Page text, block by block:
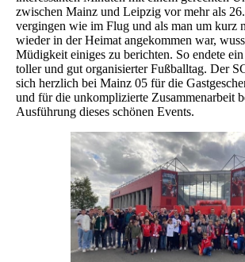
zwischen Mainz und Leipzig vor mehr als
vergingen wie im Flug und als man um kurz
wieder in der Heimat angekommen war,
Müdigkeit einiges zu berichten. So endete
toller und gut organisierter Fußballtag. Der
sich herzlich bei Mainz 05 für die
und für die unkomplizierte Zusammenarbeit
Ausführung dieses schönen Events.